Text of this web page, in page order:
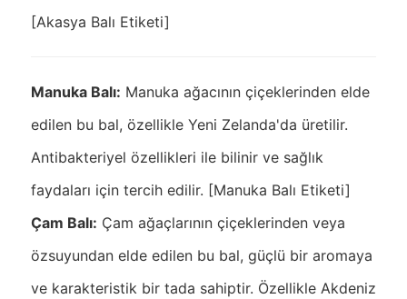
[Akasya Balı Etiketi]
Manuka Balı: Manuka ağacının çiçeklerinden elde
edilen bu bal, özellikle Yeni Zelanda'da üretilir.
Antibakteriyel özellikleri ile bilinir ve sağlık
faydaları için tercih edilir. [Manuka Balı Etiketi]
Çam Balı: Çam ağaçlarının çiçeklerinden veya
özsuyundan elde edilen bu bal, güçlü bir aromaya
ve karakteristik bir tada sahiptir. Özellikle Akdeniz